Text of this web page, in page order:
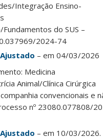
Integração Ensino-
do SUS –
2024-74
– em 04/03/2026
Medicina
Animal/Clínica Cirúrgica
convencionais e
nº 23080.077808/
– em 10/03/2026.